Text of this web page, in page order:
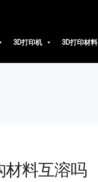
3D打印机 3D打印材料
材料互溶吗